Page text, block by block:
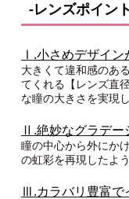
-レンズポイン
Ⅰ.小さめデザイン
大きくて違和感のあ
てくれる【レンズ直
な瞳の大きさを実現
Ⅱ.絶妙なグラデー
瞳の中心から外にか
の虹彩を再現したよ
Ⅲ.カラバリ豊富で